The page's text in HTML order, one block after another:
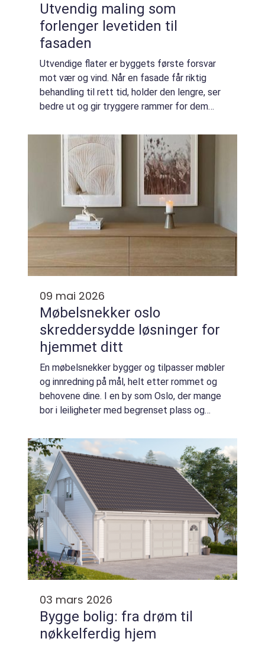
Utvendig maling som
forlenger levetiden til
fasaden
Utvendige flater er byggets første forsvar
mot vær og vind. Når en fasade får riktig
behandling til rett tid, holder den lengre, ser
bedre ut og gir tryggere rammer for dem
med utvendig maling, og ender til s...
09 mai 2026
Møbelsnekker oslo
skreddersydde løsninger for
hjemmet ditt
En møbelsnekker bygger og tilpasser møbler
og innredning på mål, helt etter rommet og
behovene dine. I en by som Oslo, der mange
bor i leiligheter med begrenset plass og
møbelsnekker utnytte hver eneste
kvadratm...
03 mars 2026
Bygge bolig: fra drøm til
nøkkelferdig hjem